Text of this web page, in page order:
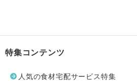
特集コンテンツ
人気の食材宅配サービス特集